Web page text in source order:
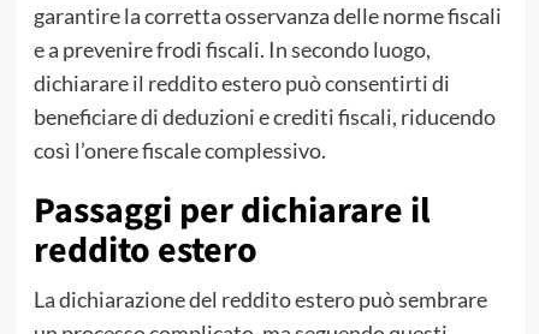
garantire la corretta osservanza delle norme fiscali
e a prevenire frodi fiscali. In secondo luogo,
dichiarare il reddito estero può consentirti di
beneficiare di deduzioni e crediti fiscali, riducendo
così l’onere fiscale complessivo.
Passaggi per dichiarare il
reddito estero
La dichiarazione del reddito estero può sembrare